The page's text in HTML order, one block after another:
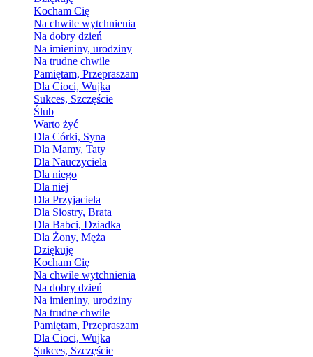
Kocham Cię
Na chwile wytchnienia
Na dobry dzień
Na imieniny, urodziny
Na trudne chwile
Pamiętam, Przepraszam
Dla Cioci, Wujka
Sukces, Szczęście
Ślub
Warto żyć
Dla Córki, Syna
Dla Mamy, Taty
Dla Nauczyciela
Dla niego
Dla niej
Dla Przyjaciela
Dla Siostry, Brata
Dla Babci, Dziadka
Dla Żony, Męża
Dziękuję
Kocham Cię
Na chwile wytchnienia
Na dobry dzień
Na imieniny, urodziny
Na trudne chwile
Pamiętam, Przepraszam
Dla Cioci, Wujka
Sukces, Szczęście